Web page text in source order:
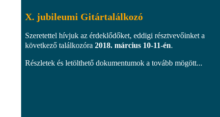
X. jubileumi Gitártalálkozó
Szeretettel hívjuk az érdeklődőket, eddigi résztvevőinket a
következő találkozóra 2018. március 10-11-én.
Részletek és letölthető dokumentumok a tovább mögött...